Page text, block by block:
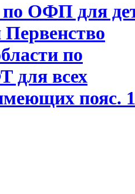
по ОФП для
по
для всех
пояс.